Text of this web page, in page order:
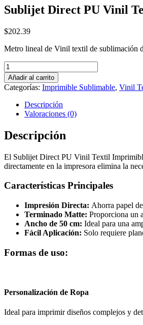
Sublijet Direct PU Vinil
$202.39
Metro lineal de Vinil textil de sublimación
Sublijet
Direct
PU
Vinil
Textil
Imprimible
tintas
de
cantidad
Añadir al carrito
Categorías: Imprimible Sublimable, Vinil
Descripción
Valoraciones (0)
Descripción
El Sublijet Direct PU Vinil Textil
directamente en la impresora elimina la
Características Principales
Impresión Directa: Ahorra papel
Terminado Matte: Proporciona un
Ancho de 50 cm: Ideal para una
Fácil Aplicación: Solo requiere
Formas de uso:
Personalización de Ropa
Ideal para imprimir diseños complejos y